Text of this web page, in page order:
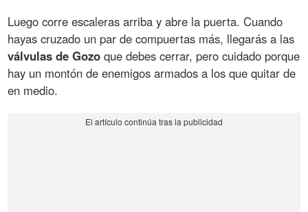
Luego corre escaleras arriba y abre la puerta. Cuando
hayas cruzado un par de compuertas más, llegarás a las
válvulas de Gozo que debes cerrar, pero cuidado porque
hay un montón de enemigos armados a los que quitar de
en medio.